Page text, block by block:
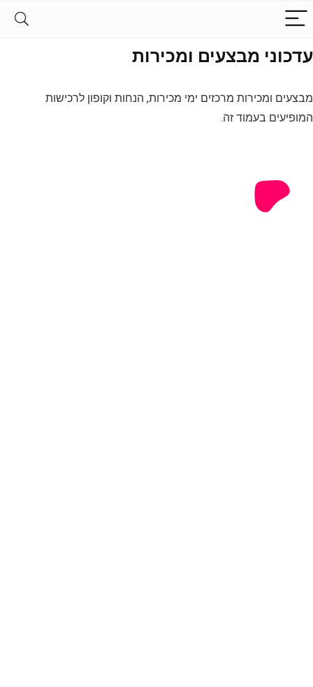
עדכוני מבצעים ומכירות
מבצעים ומכירות מרכזים ימי מכירות, הנחות וקופון לרכישות
המופיעים בעמוד זה.